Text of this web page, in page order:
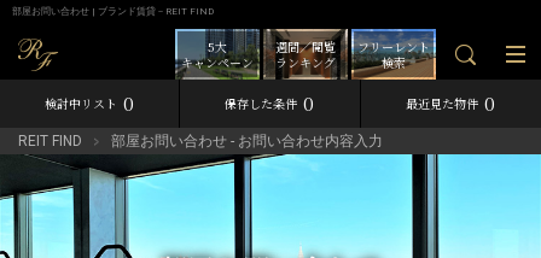
部屋お問い合わせ | ブランド賃貸－REIT FIND
フリーレント
検索
週間／閲覧
ランキング
5大
キャンペーン
検討中リスト 0 保存した条件 0 最近見た物件 0
REIT FIND 部屋お問い合わせ - お問い合わせ内容入力